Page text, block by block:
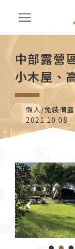
中部露營
小木屋、
懶人/免裝備
2021.10.08